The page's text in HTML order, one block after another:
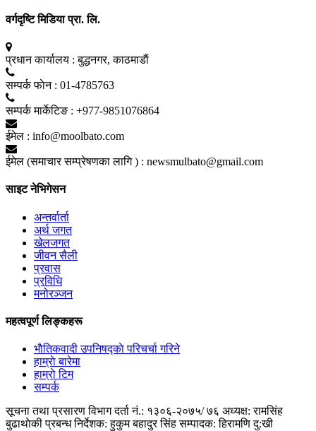
वर्गदृष्टि मिडिया प्रा. लि.
प्रधान कार्यालय : बुद्धनगर, काठमाडाैं
सम्पर्क फाेन : 01-4785763
सम्पर्क मार्केटिङ : +977-9851076864
ईमेल : info@moolbato.com
ईमेल (समाचार सम्प्रेषणका लागि ) : newsmulbato@gmail.com
साइट नेभिगेसन
अन्तर्वार्ता
अर्थ जगत
खेलजगत
जीवन सैली
प्रवास
प्रविधि
मनोरञ्जन
महत्वपूर्ण लिङ्कहरू
भाैतिकवादी उपनिषद्काे परिचर्चा गरिने
हाम्राे बारेमा
हाम्राे टिम
सम्पर्क
सूचना तथा प्रसारण विभाग दर्ता नं.: १३०६-२०७५/ ७६ अध्यक्ष: रामसिंह
बुढाथाेकी प्रबन्ध निर्देशक: हुकुम बहादुर सिंह सम्पादक: हिरामणि दु:खी